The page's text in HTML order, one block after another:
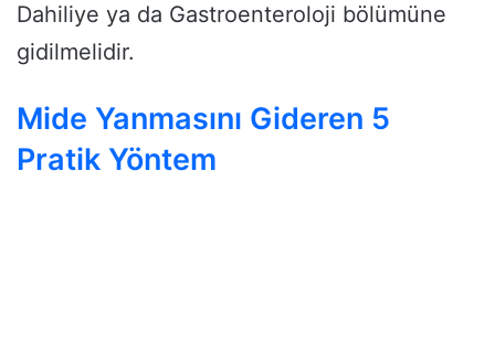
Dahiliye ya da Gastroenteroloji bölümüne
gidilmelidir.
Mide Yanmasını Gideren 5
Pratik Yöntem